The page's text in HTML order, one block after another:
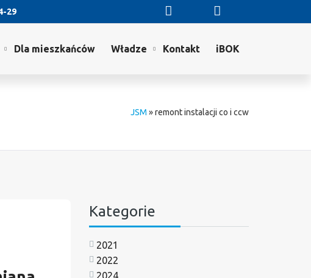
29
Dla mieszkańców Władze Kontakt iBOK
JSM »remont instalacji co i ccw
Kategorie
2021
2022
2024